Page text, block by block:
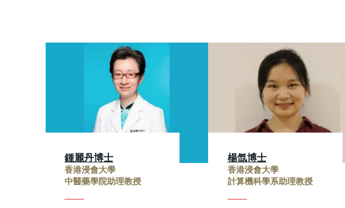
鍾麗丹博士
香港浸會大學
中醫藥學院助理教授
楊氙博士
香港浸會大學
計算機科學系助理教授